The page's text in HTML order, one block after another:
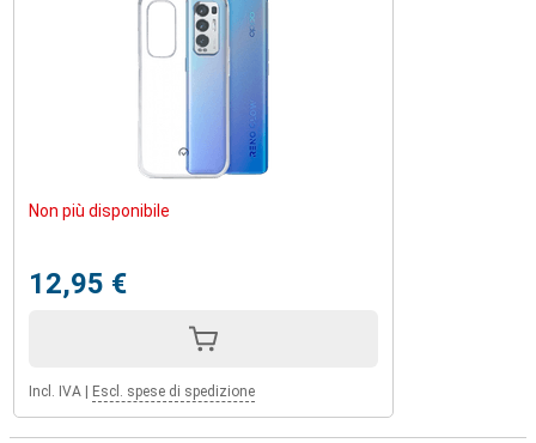
Non più disponibile
12,95 €
Incl. IVA Escl. spese di spedizione